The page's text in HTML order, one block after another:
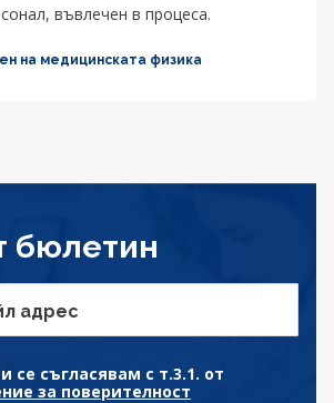
въвлечен в процеса.
на медицинската физика
бюлетин
адрес
се съгласявам с т.3.1. от
за поверителност